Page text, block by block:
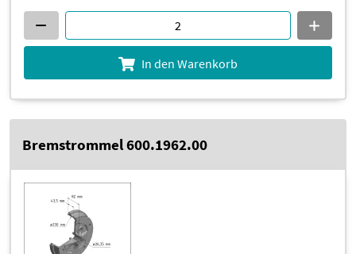
In den Warenkorb
Bremstrommel 600.1962.00